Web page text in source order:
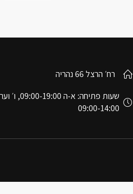
רח׳ הרצל 66 נהריה
שעות פתיחה: א-ה
09:00-14:00